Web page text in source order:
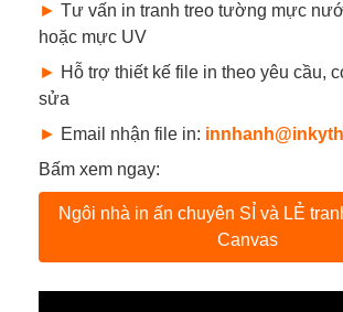
► Tư vấn in tranh treo tường mực
hoặc mực UV
► Hỗ trợ thiết kế file in theo yêu cầu,
sửa
► Email nhận file in:
Bấm xem ngay:
Ngôi nhà in ấn chuyên SỈ và LẺ
Canvas